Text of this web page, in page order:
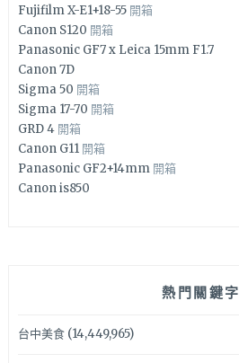
Fujifilm X-E1+18-55 開箱
Canon S120 開箱
Panasonic GF7 x Leica 15mm F1.7
Canon 7D
Sigma 50 開箱
Sigma 17-70 開箱
GRD 4 開箱
Canon G11 開箱
Panasonic GF2+14mm 開箱
Canon is850
熱門關鍵字
台中美食(14,449,965)